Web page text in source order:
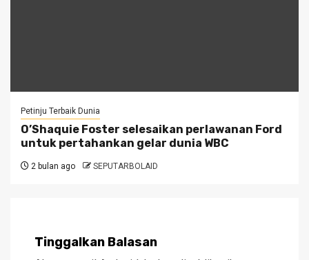
Petinju Terbaik Dunia
O’Shaquie Foster selesaikan perlawanan Ford
untuk pertahankan gelar dunia WBC
2 bulan ago SEPUTARBOLAID
Tinggalkan Balasan